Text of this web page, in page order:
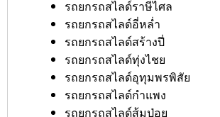
รถยกรถสไลด์ราษีไศล
รถยกรถสไลด์อี่หล่ำ
รถยกรถสไลด์สร้างปี่
รถยกรถสไลด์ทุ่งไชย
รถยกรถสไลด์อุทุมพรพิสัย
รถยกรถสไลด์กำแพง
รถยกรถสไลด์ส้มป่อย